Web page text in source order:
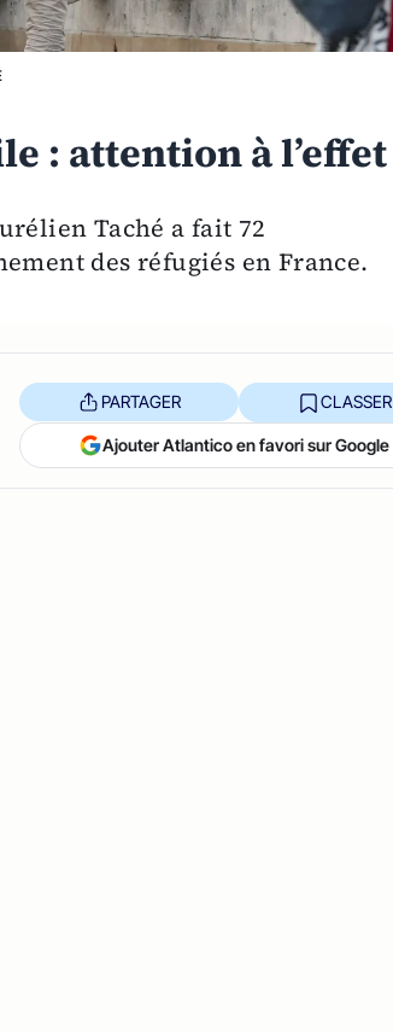
: attention à l’effet
Taché a fait 72
des réfugiés en France.
PARTAGER CLASSER
Ajouter Atlantico en favori sur Google